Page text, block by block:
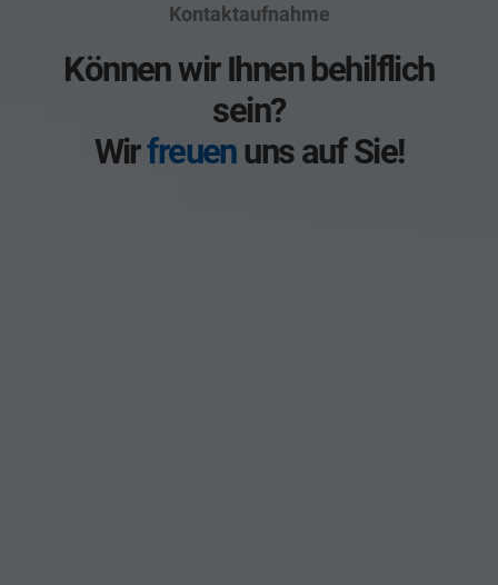
Kontaktaufnahme
Können wir Ihnen behilflich
sein?
Wirfreuenuns auf Sie!